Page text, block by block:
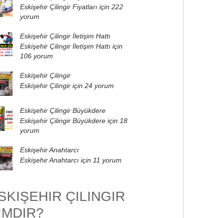
Eskişehir Çilingir Fiyatları için 222
yorum
Eskişehir Çilingir İletişim Hattı
Eskişehir Çilingir İletişim Hattı için
106 yorum
Eskişehir Çilingir
Eskişehir Çilingir için 24 yorum
Eskişehir Çilingir Büyükdere
Eskişehir Çilingir Büyükdere için 18
yorum
Eskişehir Anahtarcı
Eskişehir Anahtarcı için 11 yorum
ÇILINGIR